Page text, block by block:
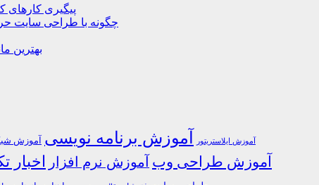
پیگیری کارهای
چگونه با طراحی سایت
بهترین
آموزش ایلاستریتور آموزش برنامه نویسی آموزش
آموزش طراحی وب آموزش نرم افزار اخبار